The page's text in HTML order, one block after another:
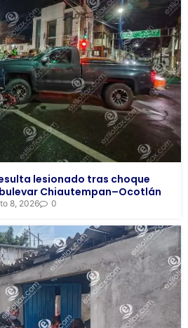
lesionado tras choque
Chiautempan–Ocotlán
8, 2026 0